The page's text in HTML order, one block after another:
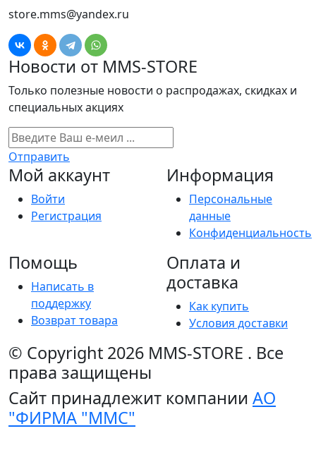
store.mms@yandex.ru
Новости от MMS-STORE
Только полезные новости о распродажах, скидках и
специальных акциях
Отправить
Мой аккаунт
Войти
Регистрация
Информация
Персональные
данные
Конфиденциальность
Помощь
Написать в
поддержку
Возврат товара
Оплата и
доставка
Как купить
Условия доставки
© Copyright 2026 MMS-STORE . Все
права защищены
Сайт принадлежит компании АО
"ФИРМА "ММС"